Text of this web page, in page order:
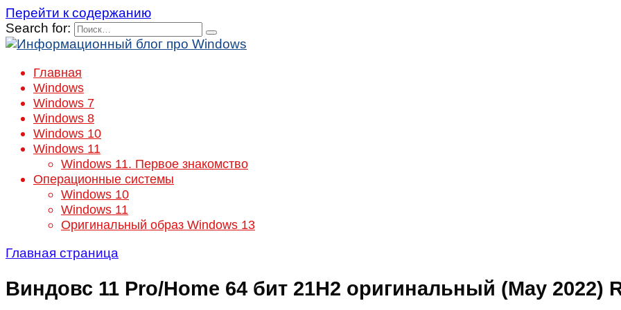
Перейти к содержанию
Search for:
Главная
Windows
Windows 7
Windows 8
Windows 10
Windows 11
Windows 11. Первое знакомство
Операционные системы
Windows 10
Windows 11
Оригинальный образ Windows 13
Главная страница
Виндовс 11 Pro/Home 64 бит 21H2 оригинальный (May 2022)